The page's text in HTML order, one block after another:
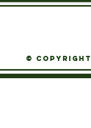
© Copyright